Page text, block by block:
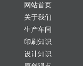
网站首页
关于我们
生产车间
印刷知识
设计知识